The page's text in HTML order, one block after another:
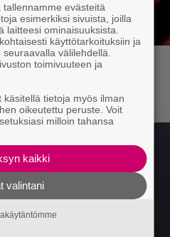
Suomeen – tänne
evästeitä
esimerkiksi sivuista, joilla
laitteesi ominaisuuksista.
käyttötarkoituksiin ja
välilehdellä.
toimivuuteen ja
tietoja myös ilman
oikeutettu peruste. Voit
milloin tahansa
kaikki
valintani